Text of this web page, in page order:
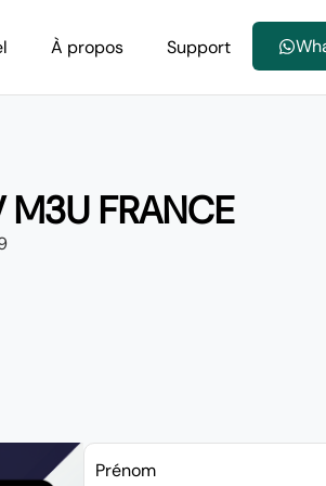
À propos Support
M3U FRANCE
Prénom